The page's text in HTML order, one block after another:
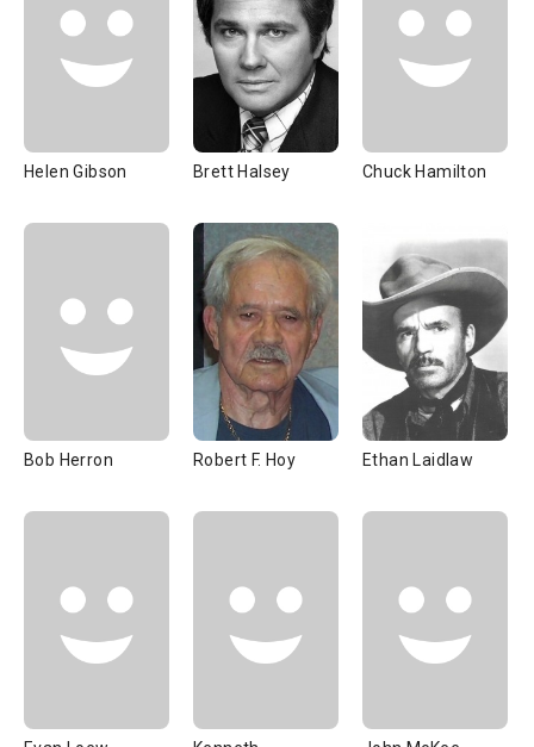
Helen Gibson Brett Halsey Chuck Hamilton
Bob Herron Robert F. Hoy Ethan Laidlaw